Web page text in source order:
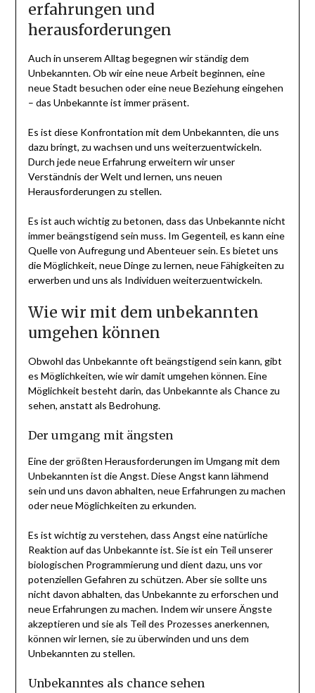
erfahrungen und
herausforderungen
Auch in unserem Alltag begegnen wir ständig dem
Unbekannten. Ob wir eine neue Arbeit beginnen, eine
neue Stadt besuchen oder eine neue Beziehung eingehen
– das Unbekannte ist immer präsent.
Es ist diese Konfrontation mit dem Unbekannten, die uns
dazu bringt, zu wachsen und uns weiterzuentwickeln.
Durch jede neue Erfahrung erweitern wir unser
Verständnis der Welt und lernen, uns neuen
Herausforderungen zu stellen.
Es ist auch wichtig zu betonen, dass das Unbekannte nicht
immer beängstigend sein muss. Im Gegenteil, es kann eine
Quelle von Aufregung und Abenteuer sein. Es bietet uns
die Möglichkeit, neue Dinge zu lernen, neue Fähigkeiten zu
erwerben und uns als Individuen weiterzuentwickeln.
Wie wir mit dem unbekannten
umgehen können
Obwohl das Unbekannte oft beängstigend sein kann, gibt
es Möglichkeiten, wie wir damit umgehen können. Eine
Möglichkeit besteht darin, das Unbekannte als Chance zu
sehen, anstatt als Bedrohung.
Der umgang mit ängsten
Eine der größten Herausforderungen im Umgang mit dem
Unbekannten ist die Angst. Diese Angst kann lähmend
sein und uns davon abhalten, neue Erfahrungen zu machen
oder neue Möglichkeiten zu erkunden.
Es ist wichtig zu verstehen, dass Angst eine natürliche
Reaktion auf das Unbekannte ist. Sie ist ein Teil unserer
biologischen Programmierung und dient dazu, uns vor
potenziellen Gefahren zu schützen. Aber sie sollte uns
nicht davon abhalten, das Unbekannte zu erforschen und
neue Erfahrungen zu machen. Indem wir unsere Ängste
akzeptieren und sie als Teil des Prozesses anerkennen,
können wir lernen, sie zu überwinden und uns dem
Unbekannten zu stellen.
Unbekanntes als chance sehen